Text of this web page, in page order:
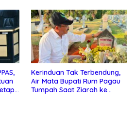
Kerinduan Tak Terbendung,
Air Mata Bupati Rum Pagau
Tumpah Saat Ziarah ke